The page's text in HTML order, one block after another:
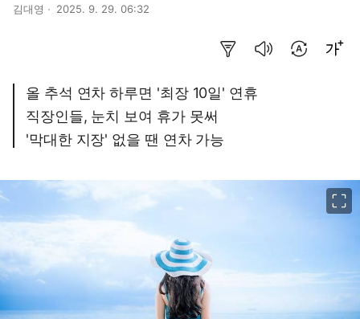
김대영 2025. 9. 29. 06:32
올 추석 연차 하루면 '최장 10일' 연휴
직장인들, 눈치 보여 휴가 못써
'막대한 지장' 없을 땐 연차 가능